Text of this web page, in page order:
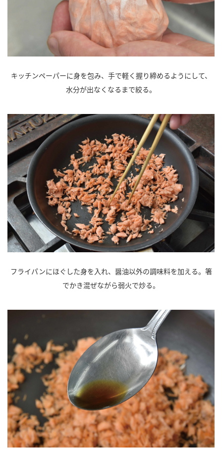
キッチンペーパーに身を包み、手で軽く握り締めるようにして、
水分が出なくなるまで絞る。
フライパンにほぐした身を入れ、醤油以外の調味料を加える。箸
でかき混ぜながら弱火で炒る。